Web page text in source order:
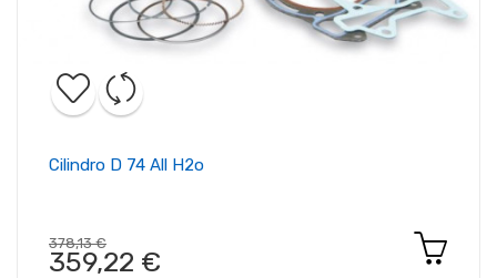
Cilindro D 74 All H2o
378,13 €
359,22 €